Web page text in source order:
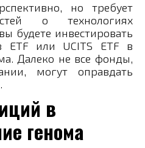
но требует
о технологиях
будете инвестировать
ETF или UCITS ETF в
Далеко не все фонды,
могут оправдать
в
генома